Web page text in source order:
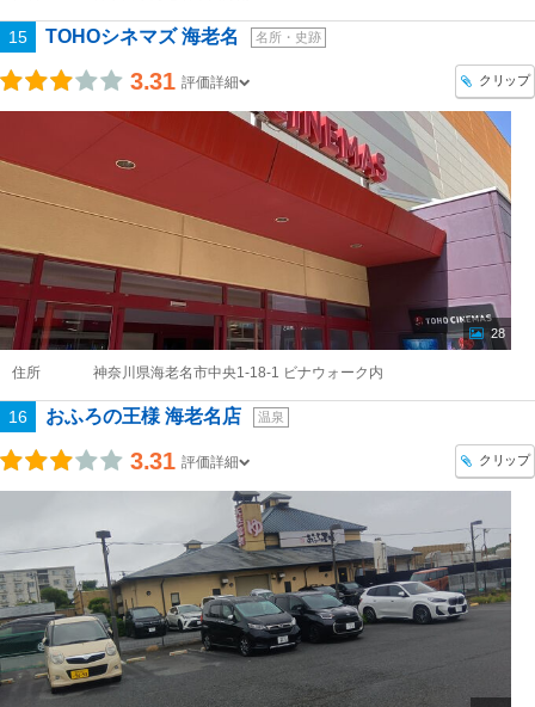
15 TOHOシネマズ 海老名 名所・史跡
3.31 評価詳細 クリップ
28
住所 神奈川県海老名市中央1-18-1 ビナウォーク内
16 おふろの王様 海老名店 温泉
3.31 評価詳細 クリップ